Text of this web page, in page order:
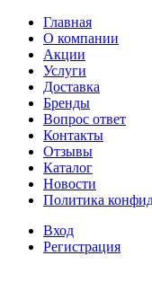
Главная
О компании
Акции
Услуги
Доставка
Бренды
Вопрос ответ
Контакты
Отзывы
Каталог
Новости
Политика
Вход
Регистрация